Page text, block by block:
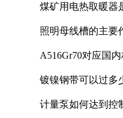
煤矿用电热取暖器
照明母线槽的主要
A516Gr70对应国
镀镍钢带可以过多
计量泵如何达到控